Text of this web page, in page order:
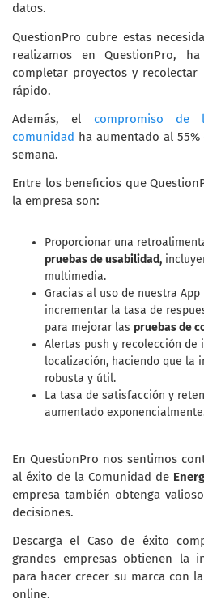
datos.
QuestionPro cubre estas
realizamos en QuestionPro,
completar proyectos y
rápido.
Además, el compromiso de
comunidad ha aumentado al
semana.
Entre los beneficios que
la empresa son:
Proporcionar una
pruebas de usabilidad,
multimedia.
Gracias al uso de nuestra
incrementar la tasa de
para mejorar las pruebas de
Alertas push y recolección de
localización, haciendo que la
robusta y útil.
La tasa de satisfacción y
aumentado
En QuestionPro nos sentimos
al éxito de la Comunidad de
empresa también obtenga
decisiones.
Descarga el Caso de éxito
grandes empresas obtienen la
para hacer crecer su marca con
online.